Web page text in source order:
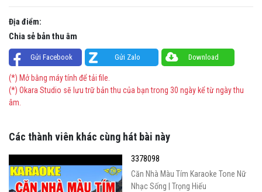
Địa điểm:
Chia sẻ bản thu âm
Gửi Facebook Gửi Zalo Download
(*) Mở bằng máy tính để tải file.
(*) Okara Studio sẽ lưu trữ bản thu của bạn trong 30 ngày kể từ ngày thu
âm.
Các thành viên khác cùng hát bài này
3378098
Căn Nhà Màu Tím Karaoke Tone Nữ
Nhạc Sống | Trọng Hiếu